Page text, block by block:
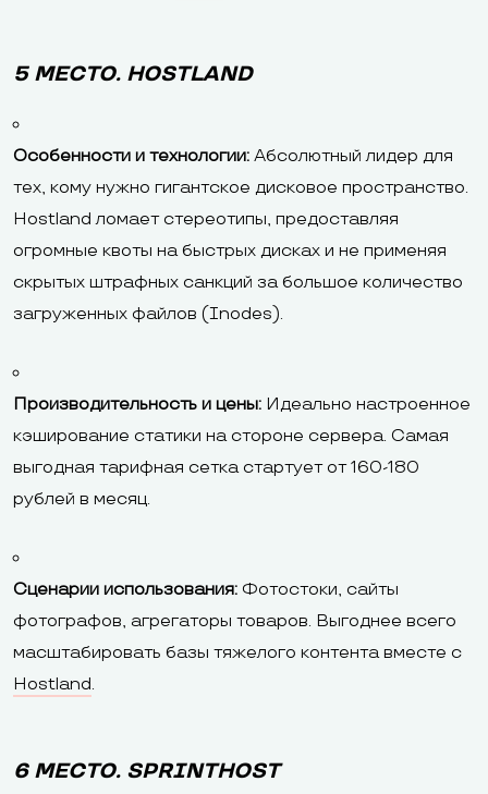
5 МЕСТО. HOSTLAND
Особенности и технологии: Абсолютный лидер для
тех, кому нужно гигантское дисковое пространство.
Hostland ломает стереотипы, предоставляя
огромные квоты на быстрых дисках и не применяя
скрытых штрафных санкций за большое количество
загруженных файлов (Inodes).
Производительность и цены: Идеально настроенное
кэширование статики на стороне сервера. Самая
выгодная тарифная сетка стартует от 160-180
рублей в месяц.
Сценарии использования: Фотостоки, сайты
фотографов, агрегаторы товаров. Выгоднее всего
масштабировать базы тяжелого контента вместе с
Hostland.
6 МЕСТО. SPRINTHOST